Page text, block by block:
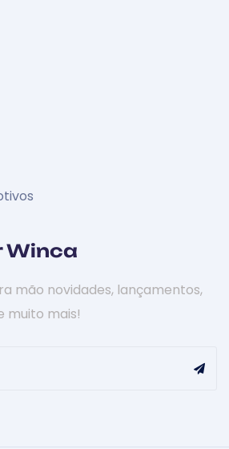
Winca
mão novidades, lançamentos,
muito mais!